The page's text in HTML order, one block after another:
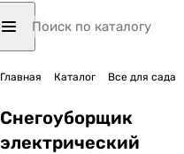
Главная Каталог Все для сада
Снегоуборщик
электрический